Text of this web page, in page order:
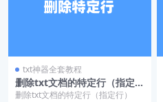
txt神器全套教程
删除txt文档的特定行（指定
行）
删除txt文档的特定行（指定行）